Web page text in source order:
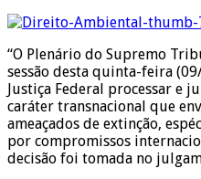
“O Plenário do Supremo
sessão desta quinta-feira
Justiça Federal processar e
caráter transnacional que
ameaçados de extinção,
por compromissos
decisão foi tomada no